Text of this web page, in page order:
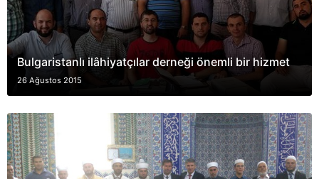
Bulgaristanlı ilâhiyatçılar derneği önemli bir hizmet
26 Ağustos 2015